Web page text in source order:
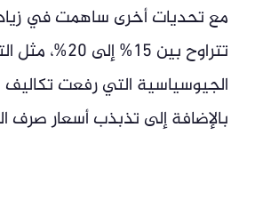
مع تحديات أخرى ساهمت في
تتراوح بين 15% إلى
الجيوسياسية التي رفعت تكاليف
بالإضافة إلى تذبذب أسعار صرف